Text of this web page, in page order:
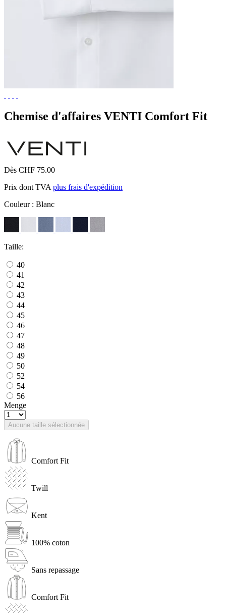
Chemise d'affaires VENTI Comfort Fit
Dès CHF 75.00
Prix dont TVA plus frais d'expédition
Couleur : Blanc
Taille:
40
41
42
43
44
45
46
47
48
49
50
52
54
56
Menge
Aucune taille sélectionnée
Comfort Fit
Twill
Kent
100% coton
Sans repassage
Comfort Fit